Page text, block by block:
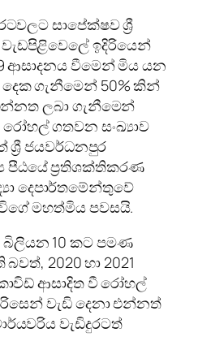
සාපේක්ෂව ශ්‍රී
ඉදිරියෙන්
ආසාදනය වීමෙන් මිය යන
ගැනීමෙන් 50% කින්
ලබා ගැනීමෙන්
ගතවන සංඛ්‍යාව
ශ්‍රී ජයවර්ධනපුර
පීඨයේ ප්‍රතිශක්තිකරණ
දෙපාර්තමේන්තුවේ
මහත්මිය පවසයි.
10 කට පමණ
2020 හා 2021
ආසාදිත වී රෝහල්
වැඩි දෙනා එන්නත්
වැඩිදුරටත්